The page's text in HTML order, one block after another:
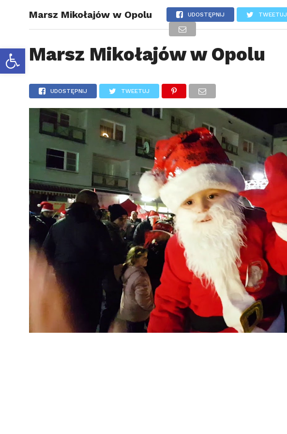
Otwórz pasek narzędzi
BIZNES PSYCHOLOGIA
Marsz Mikołajów w Opolu UDOSTĘPNIJ TWEETUJ
Marsz Mikołajów w Opolu
UDOSTĘPNIJ TWEETUJ